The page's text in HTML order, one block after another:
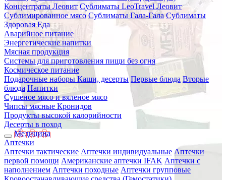
Концентраты Леовит Сублиматы LeoTravel Леовит
Сублимированное мясо Сублиматы Гала-Гала Сублиматы
Здоровая Еда
Аварийное питание
Энергетические напитки
Мясная продукция
Системы для приготовления пищи без огня
Космическое питание
Подарочные наборы Каши, десерты Первые блюда Вторые
блюда Напитки
Сушеное мясо и вяленое мясо
Чипсы мясные Кронидов
Продукты высокой калорийности
Десерты в поход
Медицина
Аптечки
Аптечки тактические Аптечки индивидуальные Аптечки
первой помощи Американские аптечки IFAK Аптечки с
наполнением Аптечки походные Аптечки групповые